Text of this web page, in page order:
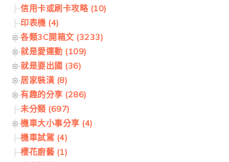
信用卡或刷卡攻略 (10)
印表機 (4)
各類3C開箱文 (3233)
就是愛運動 (109)
就是要出國 (36)
居家裝潢 (8)
有趣的分享 (286)
未分類 (697)
機車大小事分享 (4)
機車試駕 (4)
櫻花廚藝 (1)